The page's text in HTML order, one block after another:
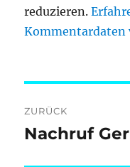
reduzieren.
Kommentardaten
ZURÜCK
Vorheriger
Nachruf